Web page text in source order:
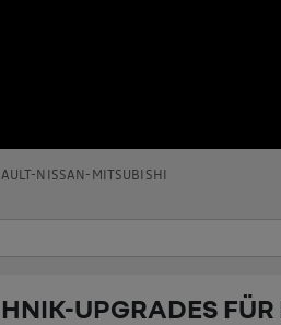
NISSAN-MITSUBISHI
UPGRADES